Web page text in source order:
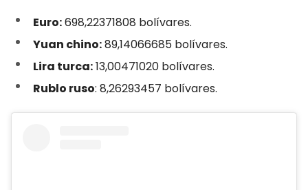
Euro:698,22371808 bolívares.
Yuan chino:89,14066685 bolívares.
Lira turca:13,00471020 bolívares.
Rublo ruso: 8,26293457 bolívares.